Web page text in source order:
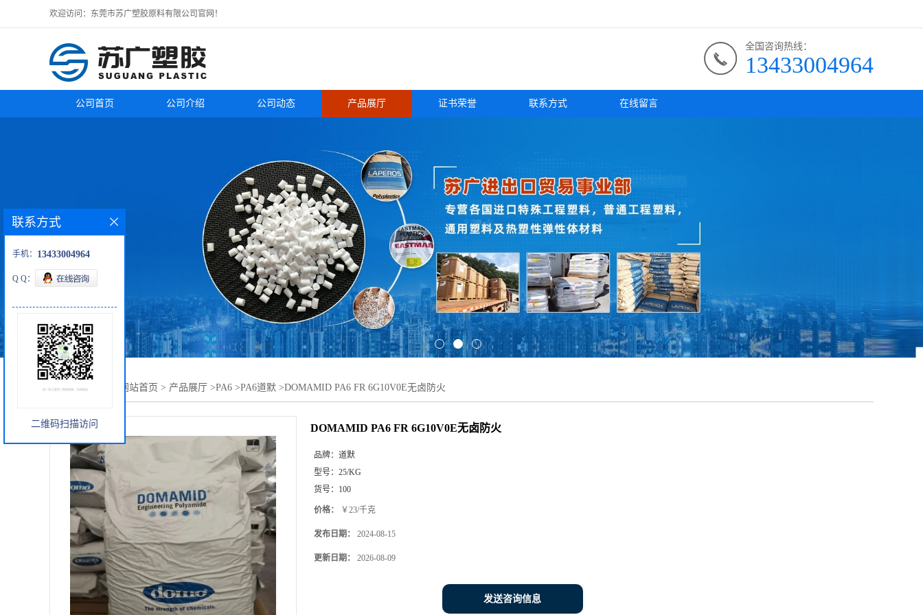
欢迎访问：东莞市苏广塑胶原料有限公司官网！
全国咨询热线：
13433004964
公司首页 公司介绍 公司动态 产品展厅 证书荣誉 联系方式 在线留言
您当前的位置： 网站首页 > 产品展厅 >PA6 >PA6道默 >DOMAMID PA6 FR 6G10V0E无卤防火
DOMAMID PA6 FR 6G10V0E无卤防火
品牌： 道默
型号： 25/KG
货号： 100
价格： ￥23/千克
发布日期： 2024-08-15
更新日期： 2026-08-09
发送咨询信息
联系方式
手机： 13433004964
Q Q：
二维码扫描访问